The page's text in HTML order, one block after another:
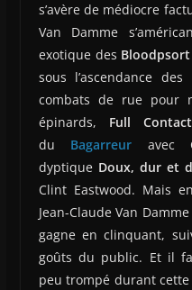
s’avère de médiocre
Van Damme
exotique des Bloodpsort
sous l’ascendance
combats de rue pour
épinards, Full Contact
du Bagarreur avec
dyptique Doux, dur et
Clint Eastwood. Mais
Jean-Claude Van
gagne en clinquant,
goûts du public. Et il
peu trompé durant